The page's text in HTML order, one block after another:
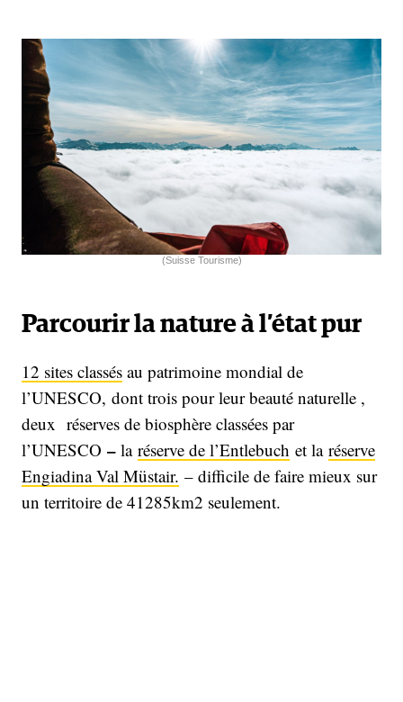
(Suisse Tourisme)
Parcourir la nature à l’état pur
12 sites classés au patrimoine mondial de
l’UNESCO, dont trois pour leur beauté naturelle ,
deux réserves de biosphère classées par
l’UNESCO – la réserve de l’Entlebuch et la réserve
Engiadina Val Müstair. – difficile de faire mieux sur
un territoire de 41285km2 seulement.